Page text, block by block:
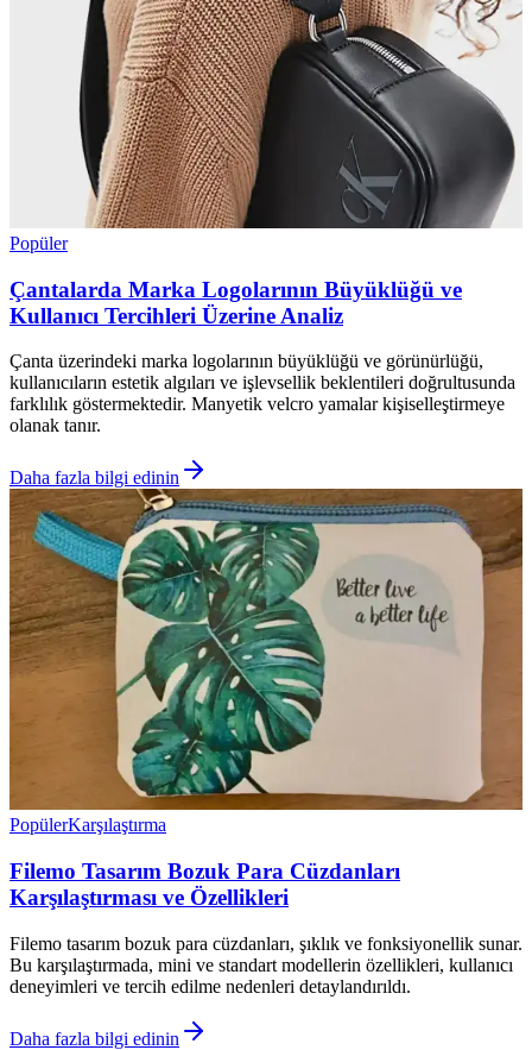
Popüler
Çantalarda Marka Logolarının Büyüklüğü ve
Kullanıcı Tercihleri Üzerine Analiz
Çanta üzerindeki marka logolarının büyüklüğü ve görünürlüğü,
kullanıcıların estetik algıları ve işlevsellik beklentileri doğrultusunda
farklılık göstermektedir. Manyetik velcro yamalar kişiselleştirmeye
olanak tanır.
Daha fazla bilgi edinin
PopülerKarşılaştırma
Filemo Tasarım Bozuk Para Cüzdanları
Karşılaştırması ve Özellikleri
Filemo tasarım bozuk para cüzdanları, şıklık ve fonksiyonellik sunar.
Bu karşılaştırmada, mini ve standart modellerin özellikleri, kullanıcı
deneyimleri ve tercih edilme nedenleri detaylandırıldı.
Daha fazla bilgi edinin